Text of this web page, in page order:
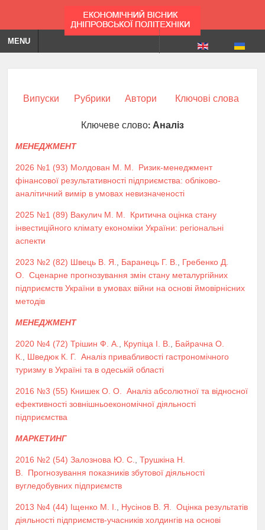
MENU
Випуски Рубрики Автори Ключові слова
Ключеве слово:Аналіз
МЕНЕДЖМЕНТ
2026 №1 (93) Молдован М. М.
Ризик-менеджмент
фінансової результативності підприємства: обліково-
аналітичний вимір в умовах невизначеності
2025 №1 (89) Вакулич М. М.
Критична оцінка стану
інвестиційного клімату економіки України: регіональні
аспекти
2023 №2 (82) Швець В. Я. Баранець Г. В.
Гребенко Д.
О.
Сценарне прогнозування змін стану металургійних
підприємств України в умовах війни на основі ймовірнісних
методів
МЕНЕДЖМЕНТ
2020 №4 (72) Трішин Ф. А. Крупіца І. В.
Байрачна О.
К.
Шведюк К. Г.
Аналіз привабливості гастрономічного
туризму в Україні та в одеській області
2016 №3 (55) Книшек О. О.
Аналіз абсолютної та відносної
ефективності зовнішньоекономічної діяльності
підприємства
МАРКЕТИНГ
2016 №2 (54) Залознова Ю. С.
Трушкіна Н.
В.
Прогнозування показників збутової діяльності
вугледобувних підприємств
2013 №4 (44) Іщенко М. І. Нусінов В. Я.
Оцінка результатів
діяльності підприємств-учасників холдингів на основі